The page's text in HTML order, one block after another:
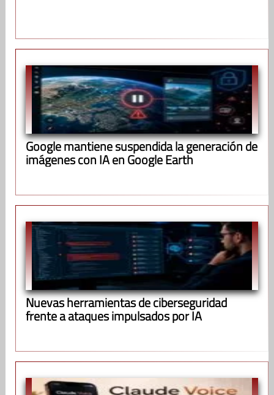
Google mantiene suspendida la generación de
imágenes con IA en Google Earth
Nuevas herramientas de ciberseguridad
frente a ataques impulsados por IA